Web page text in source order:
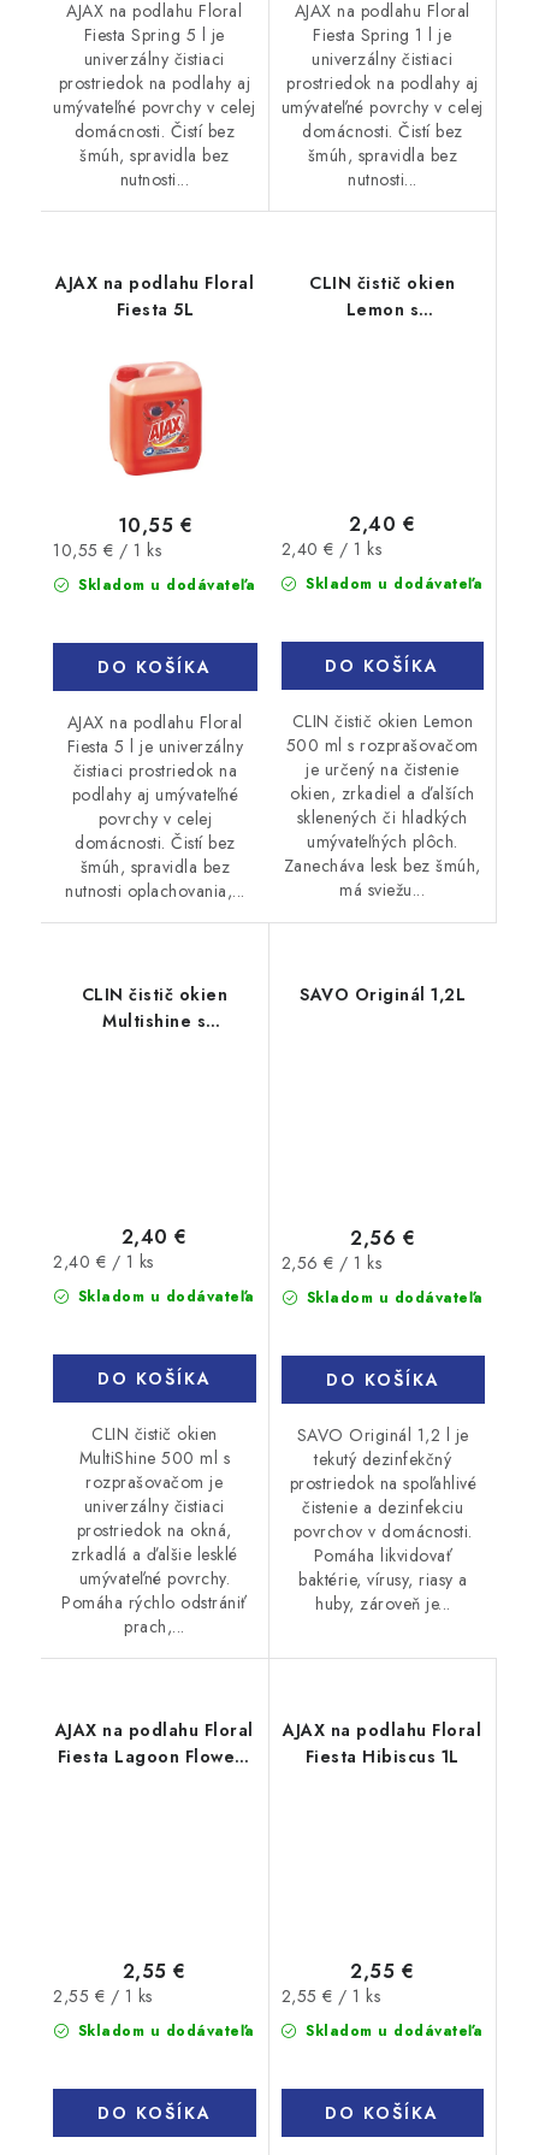
AJAX na podlahu Floral
Fiesta Spring 5 l je
univerzálny čistiaci
prostriedok na podlahy aj
umývateľné povrchy v celej
domácnosti. Čistí bez
šmúh, spravidla bez
nutnosti...
AJAX na podlahu Floral
Fiesta Spring 1 l je
univerzálny čistiaci
prostriedok na podlahy aj
umývateľné povrchy v celej
domácnosti. Čistí bez
šmúh, spravidla bez
nutnosti...
AJAX na podlahu Floral
Fiesta 5L
Skladom u dodávateľa
10,55 €
Jednotková
cena:
10,55 € / 1 ks
DO KOŠÍKA
AJAX na podlahu Floral
Fiesta 5 l je univerzálny
čistiaci prostriedok na
podlahy aj umývateľné
povrchy v celej
domácnosti. Čistí bez
šmúh, spravidla bez
nutnosti oplachovania,...
CLIN čistič okien
Lemon s
Skladom u dodávateľa
2,40 €
Jednotková
cena:
2,40 € / 1 ks
DO KOŠÍKA
CLIN čistič okien Lemon
500 ml s rozprašovačom
je určený na čistenie
okien, zrkadiel a ďalších
sklenených či hladkých
umývateľných plôch.
Zanecháva lesk bez šmúh,
má sviežu...
CLIN čistič okien
Multishine s
Skladom u dodávateľa
2,40 €
Jednotková
cena:
2,40 € / 1 ks
DO KOŠÍKA
CLIN čistič okien
MultiShine 500 ml s
rozprašovačom je
univerzálny čistiaci
prostriedok na okná,
zrkadlá a ďalšie lesklé
umývateľné povrchy.
Pomáha rýchlo odstrániť
prach,...
SAVO Originál 1,2L
Skladom u dodávateľa
2,56 €
Jednotková
cena:
2,56 € / 1 ks
DO KOŠÍKA
SAVO Originál 1,2 l je
tekutý dezinfekčný
prostriedok na spoľahlivé
čistenie a dezinfekciu
povrchov v domácnosti.
Pomáha likvidovať
baktérie, vírusy, riasy a
huby, zároveň je...
AJAX na podlahu Floral
Fiesta Lagoon Flowers
Skladom u dodávateľa
2,55 €
Jednotková
cena:
2,55 € / 1 ks
DO KOŠÍKA
AJAX na podlahu Floral
Fiesta Hibiscus 1L
Skladom u dodávateľa
2,55 €
Jednotková
cena:
2,55 € / 1 ks
DO KOŠÍKA